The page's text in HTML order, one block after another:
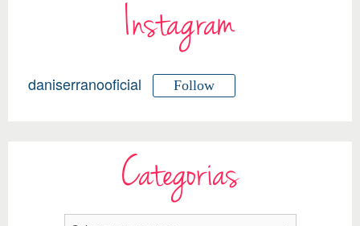
Instagram
daniserranooficial Follow
Categorias